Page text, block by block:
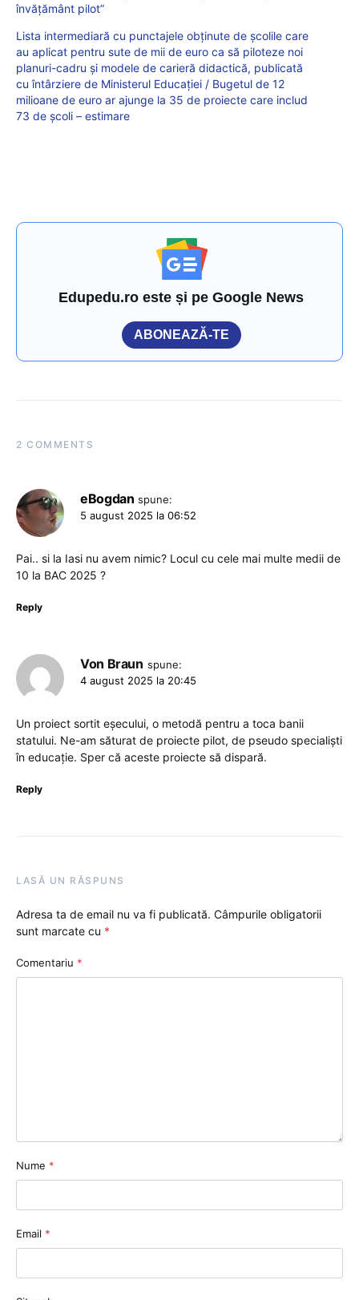
învățământ pilot”
Lista intermediară cu punctajele obținute de școlile care
au aplicat pentru sute de mii de euro ca să piloteze noi
planuri-cadru și modele de carieră didactică, publicată
cu întârziere de Ministerul Educației / Bugetul de 12
milioane de euro ar ajunge la 35 de proiecte care includ
73 de școli – estimare
Edupedu.ro este și pe Google News
ABONEAZĂ-TE
2 COMMENTS
eBogdan spune:
5 august 2025 la 06:52
Pai.. si la Iasi nu avem nimic? Locul cu cele mai multe medii de
10 la BAC 2025 ?
Reply
Von Braun spune:
4 august 2025 la 20:45
Un proiect sortit eșecului, o metodă pentru a toca banii
statului. Ne-am săturat de proiecte pilot, de pseudo specialiști
în educație. Sper că aceste proiecte să dispară.
Reply
LASĂ UN RĂSPUNS
Adresa ta de email nu va fi publicată. Câmpurile obligatorii
sunt marcate cu *
Comentariu *
Nume *
Email *